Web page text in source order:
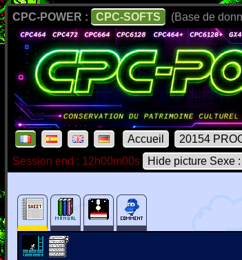
CPC-POWER : CPC-SOFTS (Base de
Accueil 20154
Session end : 12h00m00s
Hide picture Sexe